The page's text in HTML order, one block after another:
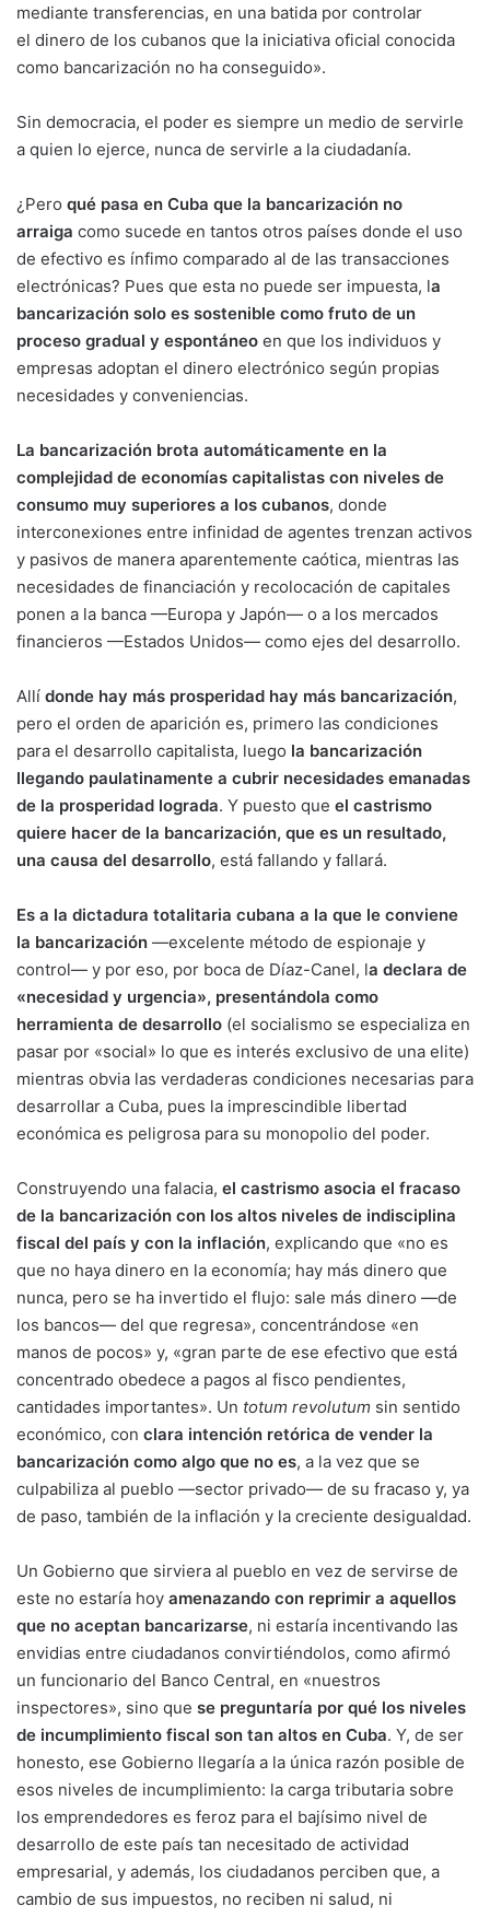
mediante transferencias, en una batida por controlar
el dinero de los cubanos que la iniciativa oficial conocida
como bancarización no ha conseguido».
Sin democracia, el poder es siempre un medio de servirle
a quien lo ejerce, nunca de servirle a la ciudadanía.
¿Pero qué pasa en Cuba que la bancarización no
arraiga como sucede en tantos otros países donde el uso
de efectivo es ínfimo comparado al de las transacciones
electrónicas? Pues que esta no puede ser impuesta, la
bancarización solo es sostenible como fruto de un
proceso gradual y espontáneo en que los individuos y
empresas adoptan el dinero electrónico según propias
necesidades y conveniencias.
La bancarización brota automáticamente en la
complejidad de economías capitalistas con niveles de
consumo muy superiores a los cubanos, donde
interconexiones entre infinidad de agentes trenzan activos
y pasivos de manera aparentemente caótica, mientras las
necesidades de financiación y recolocación de capitales
ponen a la banca —Europa y Japón— o a los mercados
financieros —Estados Unidos— como ejes del desarrollo.
Allí donde hay más prosperidad hay más bancarización,
pero el orden de aparición es, primero las condiciones
para el desarrollo capitalista, luego la bancarización
llegando paulatinamente a cubrir necesidades emanadas
de la prosperidad lograda. Y puesto que el castrismo
quiere hacer de la bancarización, que es un resultado,
una causa del desarrollo, está fallando y fallará.
Es a la dictadura totalitaria cubana a la que le conviene
la bancarización —excelente método de espionaje y
control— y por eso, por boca de Díaz-Canel, la declara de
«necesidad y urgencia», presentándola como
herramienta de desarrollo (el socialismo se especializa en
pasar por «social» lo que es interés exclusivo de una elite)
mientras obvia las verdaderas condiciones necesarias para
desarrollar a Cuba, pues la imprescindible libertad
económica es peligrosa para su monopolio del poder.
Construyendo una falacia, el castrismo asocia el fracaso
de la bancarización con los altos niveles de indisciplina
fiscal del país y con la inflación, explicando que «no es
que no haya dinero en la economía; hay más dinero que
nunca, pero se ha invertido el flujo: sale más dinero —de
los bancos— del que regresa», concentrándose «en
manos de pocos» y, «gran parte de ese efectivo que está
concentrado obedece a pagos al fisco pendientes,
cantidades importantes». Un totum revolutum sin sentido
económico, con clara intención retórica de vender la
bancarización como algo que no es, a la vez que se
culpabiliza al pueblo —sector privado— de su fracaso y, ya
de paso, también de la inflación y la creciente desigualdad.
Un Gobierno que sirviera al pueblo en vez de servirse de
este no estaría hoy amenazando con reprimir a aquellos
que no aceptan bancarizarse, ni estaría incentivando las
envidias entre ciudadanos convirtiéndolos, como afirmó
un funcionario del Banco Central, en «nuestros
inspectores», sino que se preguntaría por qué los niveles
de incumplimiento fiscal son tan altos en Cuba. Y, de ser
honesto, ese Gobierno llegaría a la única razón posible de
esos niveles de incumplimiento: la carga tributaria sobre
los emprendedores es feroz para el bajísimo nivel de
desarrollo de este país tan necesitado de actividad
empresarial, y además, los ciudadanos perciben que, a
cambio de sus impuestos, no reciben ni salud, ni